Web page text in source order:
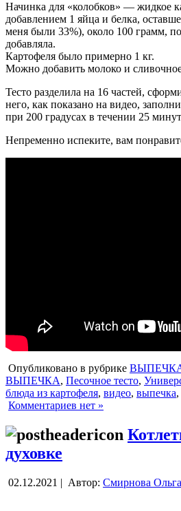
Начинка для «колобков» — жидкое
добавлением 1 яйца и белка,
меня были 33%), около 100 грамм,
добавляла.
Картофеля было примерно 1 кг.
Можно добавить молоко и
Тесто разделила на 16 частей,
него, как показано на видео,
при 200 градусах в течении 25
Непременно испеките, вам
Опубликовано в рубрике
ВЫПЕЧКА, Песочное тесто,
блюда из картофеля, видео, выпечка,
Комментариев нет »
духовке
02.12.2021 | Автор: Смирнова Ольга